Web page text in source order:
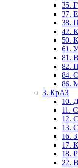
35.
37.
38.
42.
50.
61.
81.
82.
84.
86.
3. КрАЗ
10.
11.
12.
13.
16.
17.
18.
22.